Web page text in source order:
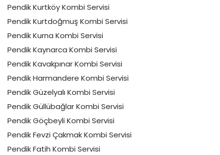
Pendik Kurtköy Kombi Servisi
Pendik Kurtdoğmuş Kombi Servisi
Pendik Kurna Kombi Servisi
Pendik Kaynarca Kombi Servisi
Pendik Kavakpınar Kombi Servisi
Pendik Harmandere Kombi Servisi
Pendik Güzelyalı Kombi Servisi
Pendik Güllübağlar Kombi Servisi
Pendik Göçbeyli Kombi Servisi
Pendik Fevzi Çakmak Kombi Servisi
Pendik Fatih Kombi Servisi